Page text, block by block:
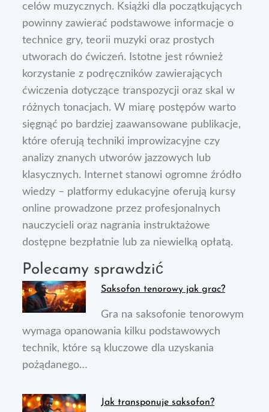
celów muzycznych. Książki dla początkujących
powinny zawierać podstawowe informacje o
technice gry, teorii muzyki oraz prostych
utworach do ćwiczeń. Istotne jest również
korzystanie z podręczników zawierających
ćwiczenia dotyczące transpozycji oraz skal w
różnych tonacjach. W miarę postępów warto
sięgnąć po bardziej zaawansowane publikacje,
które oferują techniki improwizacyjne czy
analizy znanych utworów jazzowych lub
klasycznych. Internet stanowi ogromne źródło
wiedzy – platformy edukacyjne oferują kursy
online prowadzone przez profesjonalnych
nauczycieli oraz nagrania instruktażowe
dostępne bezpłatnie lub za niewielką opłatą.
Polecamy sprawdzić
Saksofon tenorowy jak grac?
Gra na saksofonie tenorowym
wymaga opanowania kilku podstawowych
technik, które są kluczowe dla uzyskania
pożądanego…
Jak transponuje saksofon?